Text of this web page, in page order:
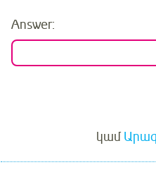
Answer:
կամ